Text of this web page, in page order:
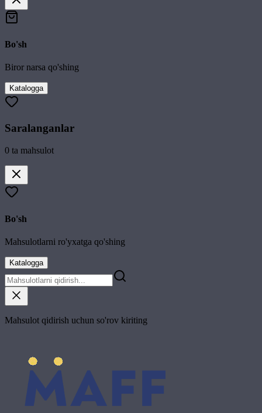
Bo'sh
Biror narsa qo'shing
Katalogga
Saralanganlar
0 ta mahsulot
Bo'sh
Mahsulotlarni ro'yxatga qo'shing
Katalogga
Mahsulot qidirish uchun so'rov kiriting